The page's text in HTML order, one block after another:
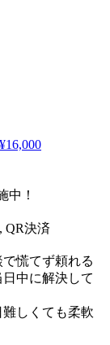
中！
QR決済
慌てず頼れる
中に解決して
しくても柔軟